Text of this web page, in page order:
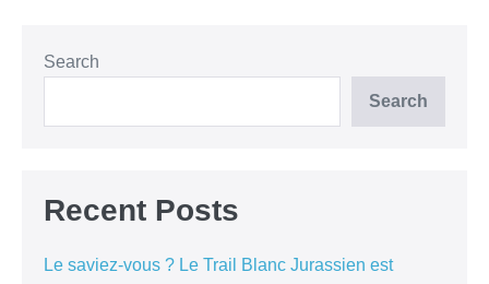
Search
Search
Recent Posts
Le saviez-vous ? Le Trail Blanc Jurassien est